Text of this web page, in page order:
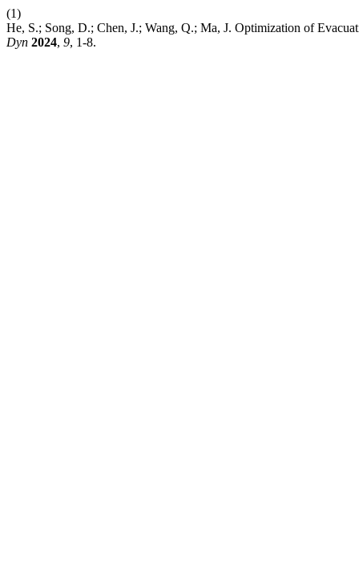
(1)
He, S.; Song, D.; Chen, J.; Wang, Q.; Ma, J. Optimization of
Dyn 2024, 9, 1-8.